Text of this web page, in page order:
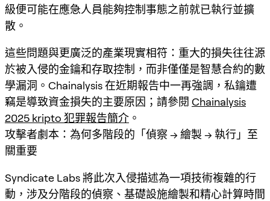
級便可能在應急人員能夠控制事態之前就已執行並擴
散。
這些問題與更廣泛的產業現實相符：重大的損失往往源
於被入侵的金鑰和存取控制，而非僅僅是智慧合約的數
學漏洞。Chainalysis 在近期報告中一再強調，私鑰遭
竊是導致資金損失的主要原因；請參閱 Chainalysis
2025 kripto 犯罪報告簡介 。
攻擊者劇本：為何多階段的「偵察 → 繪製 → 執行」至
關重要
Syndicate Labs 將此次入侵描述為一項技術複雜的行
動，涉及分階段的偵察、基礎設施繪製和精心計算時間